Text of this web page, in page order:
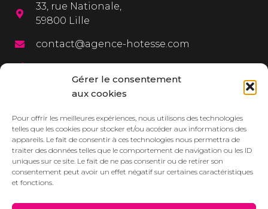
Gérer le consentement
aux cookies
Pour offrir les meilleures expériences, nous utilisons des technologies
telles que les cookies pour stocker et/ou accéder aux informations des
appareils. Le fait de consentir à ces technologies nous permettra de
traiter des données telles que le comportement de navigation ou les ID
uniques sur ce site. Le fait de ne pas consentir ou de retirer son
consentement peut avoir un effet négatif sur certaines caractéristiques
et fonctions.
33, rue Nationale,
59800 Lille
contact@agence-hotesse.com
03 20 12 72 65
06 67 92 99 72
MENU
L’agence
Services
Dressbook
Réalisations